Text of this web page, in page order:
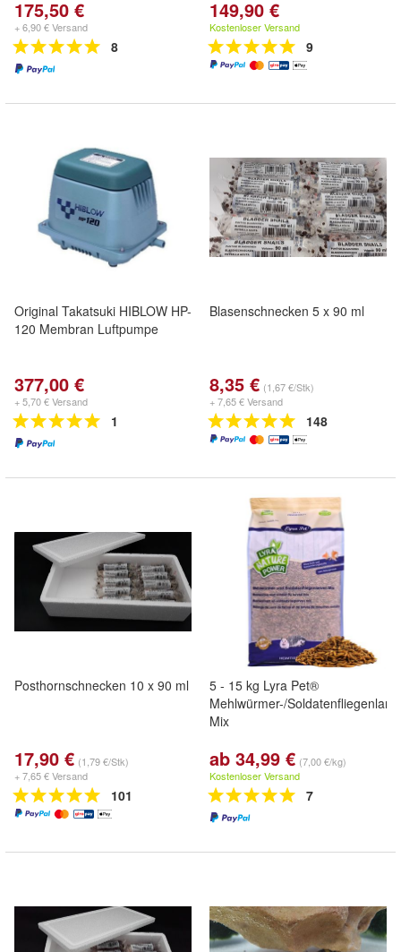
175,50 €
+ 6,90 € Versand
8
149,90 €
Kostenloser Versand
9
Original Takatsuki HIBLOW HP-
120 Membran Luftpumpe
377,00 €
+ 5,70 € Versand
1
Blasenschnecken 5 x 90 ml
8,35 € (1,67 €/Stk)
+ 7,65 € Versand
148
Posthornschnecken 10 x 90 ml
17,90 € (1,79 €/Stk)
+ 7,65 € Versand
101
5 - 15 kg Lyra Pet®
Mehlwürmer-/
Mix
ab 34,99 € (7,00 €/kg)
Kostenloser Versand
7